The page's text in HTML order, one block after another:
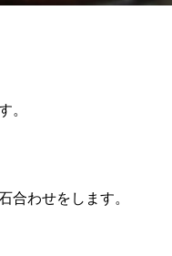
。
合わせをします。